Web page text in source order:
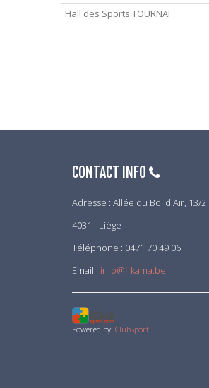
Hall des Sports TOURNAI
CONTACT INFO
Adresse : Allée du Bol d'Air, 13/2
4031 - Liège
Téléphone : 0471 70 49 06
Email : info@ffkama.be
Powered by iClubSport